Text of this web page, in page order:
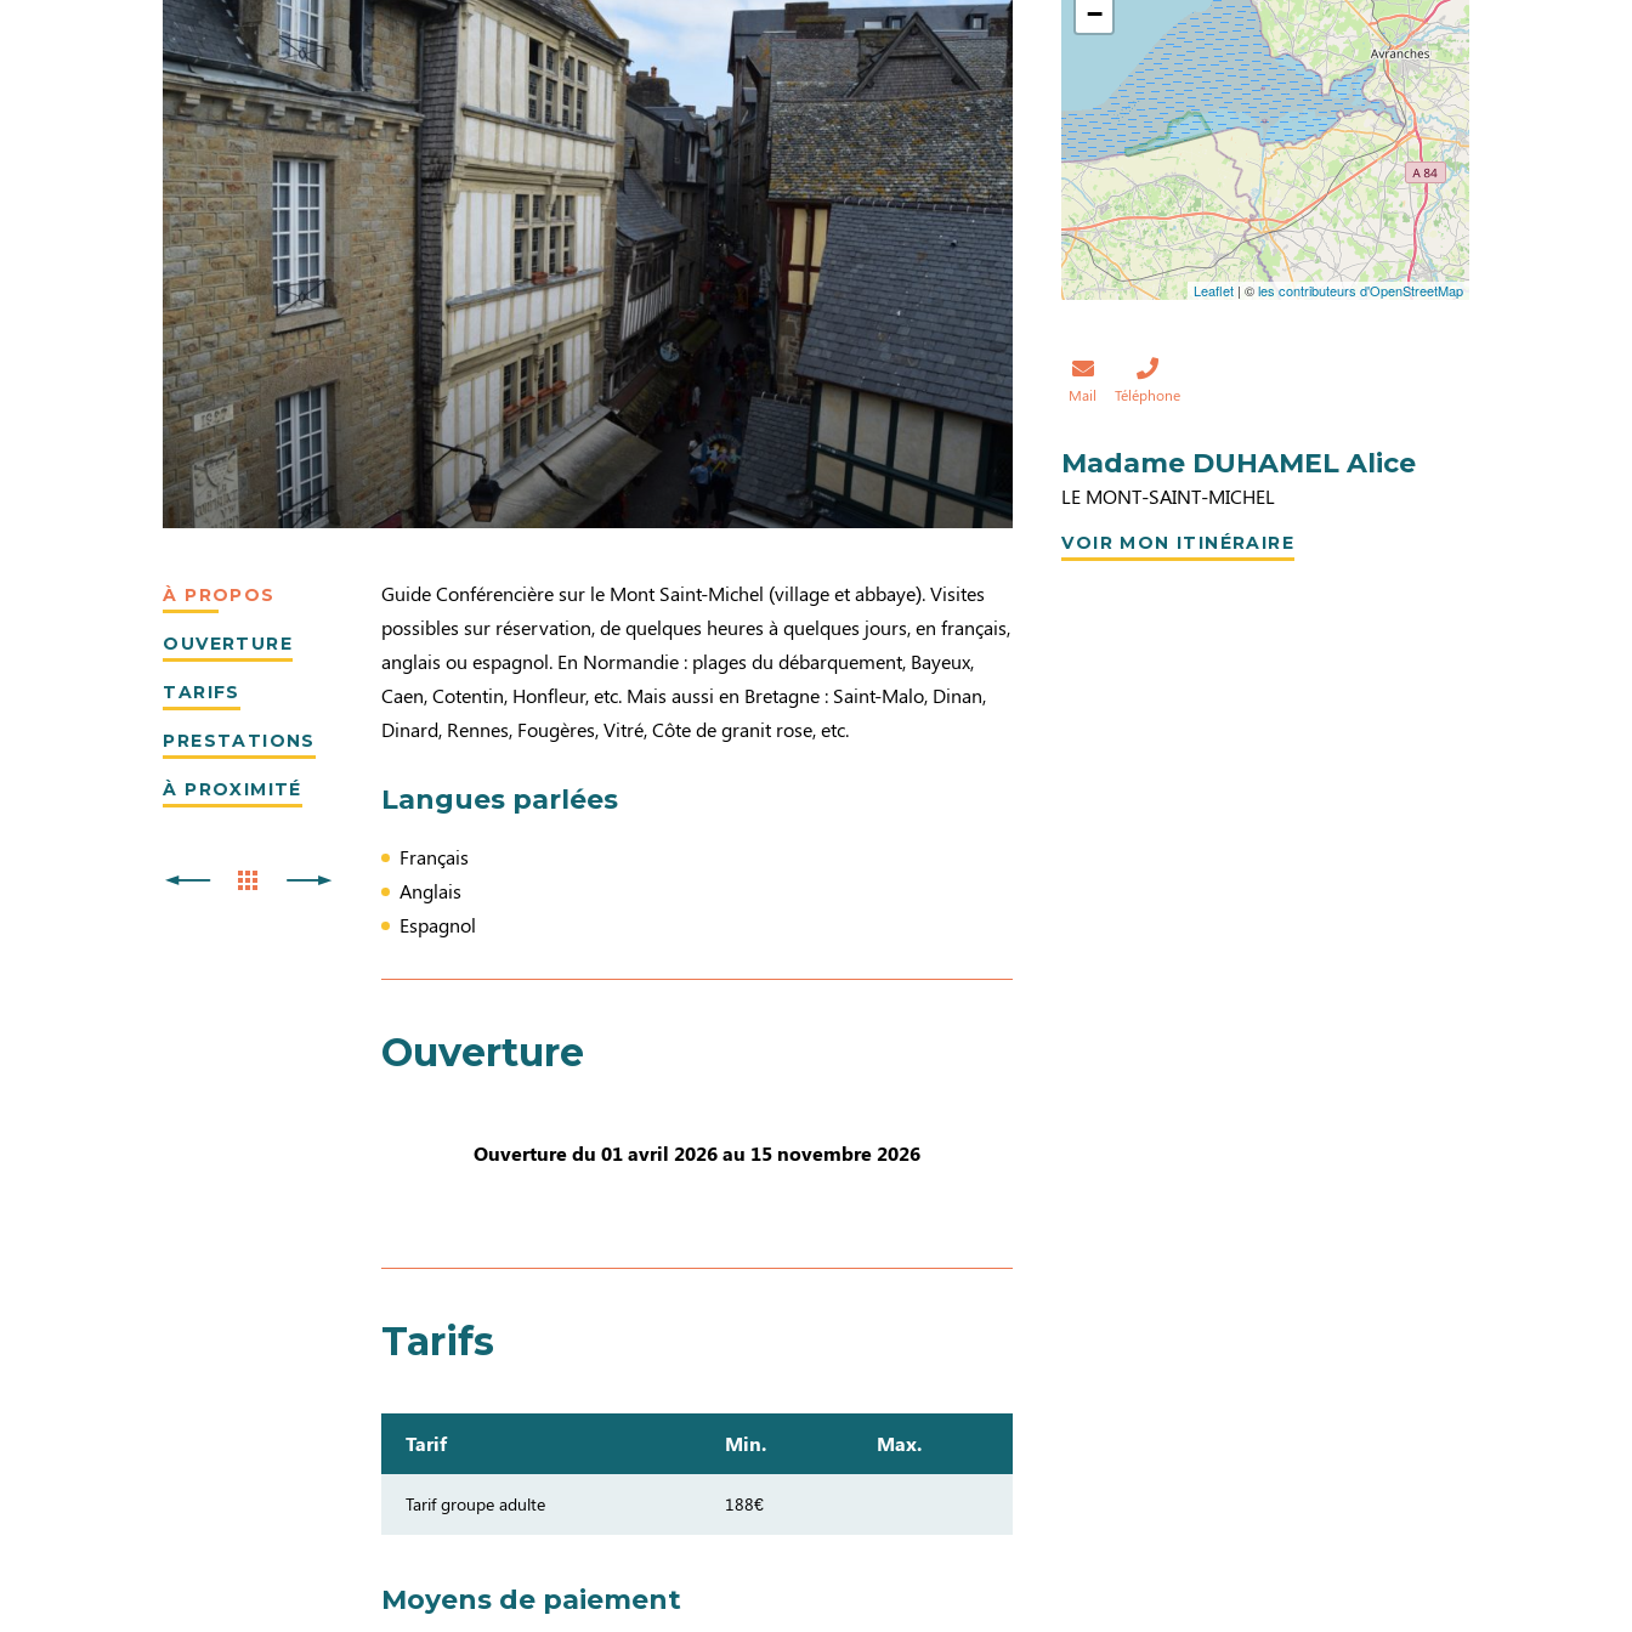
À PROPOS
OUVERTURE
TARIFS
PRESTATIONS
À PROXIMITÉ
Guide Conférencière sur le Mont Saint-Michel (village et abbaye). Visites
possibles sur réservation, de quelques heures à quelques jours, en français,
anglais ou espagnol. En Normandie : plages du débarquement, Bayeux,
Caen, Cotentin, Honfleur, etc. Mais aussi en Bretagne : Saint-Malo, Dinan,
Dinard, Rennes, Fougères, Vitré, Côte de granit rose, etc.
Langues parlées
Français
Anglais
Espagnol
Ouverture
Ouverture du 01 avril 2026 au 15 novembre 2026
Tarifs
Tarif Min. Max.
Tarif groupe adulte 188€
Moyens de paiement
−
Leaflet| ©les contributeurs d'OpenStreetMap
Mail Téléphone
Madame DUHAMEL Alice
LE MONT-SAINT-MICHEL
VOIR MON ITINÉRAIRE